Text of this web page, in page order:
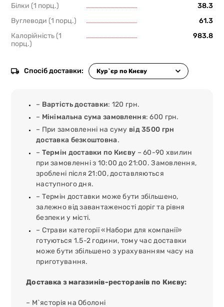
Білки (1 порц.)
38.3
Вуглеводи (1 порц.)
61.3
Калорійність (1
порц.)
983.8
Спосіб доставки:
– Вартість доставки: 120 грн.
– Мінімальна сума замовлення: 600 грн.
– При замовленні на суму від 3500 грн
доставка безкоштовна.
– Термін доставки по Києву – 60-90 хвилин
при замовленні з 10:00 до 21:00. Замовлення,
зроблені після 21:00, доставляються
наступного дня.
– Термін доставки може бути збільшено,
залежно від завантаженості доріг та рівня
безпеки у місті.
– Страви категорії «Набори для компанії»
готуються 1.5-2 години, тому час доставки
може бути збільшено з урахуванням часу на
приготування.
Доставка з магазинів-ресторанів по Києву:
– М`ясторія на Оболоні